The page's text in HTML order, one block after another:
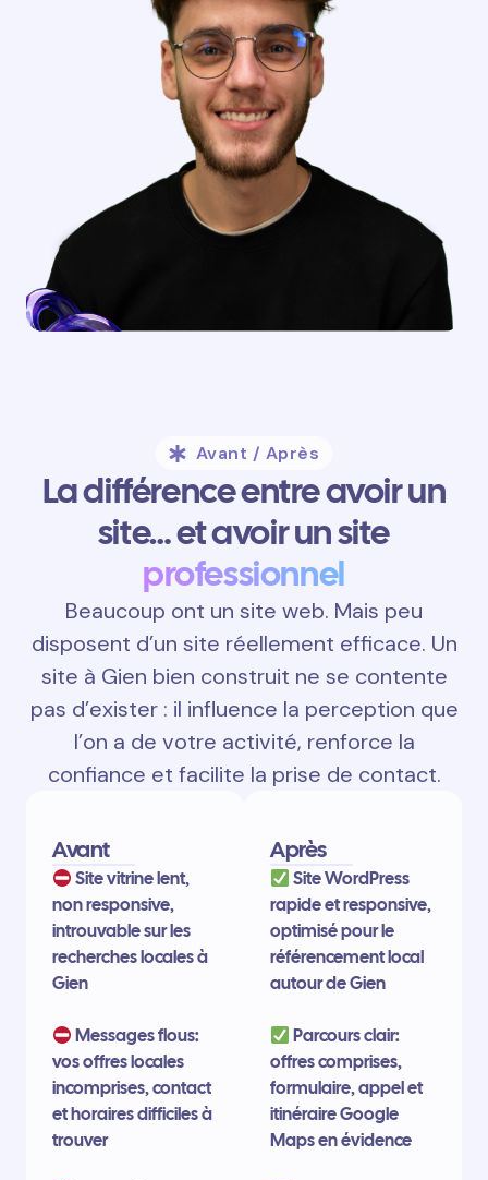
Avant / Après
La différence entre avoir un
site… et avoir un site
professionnel
Beaucoup ont un site web. Mais peu
disposent d’un site réellement efficace. Un
site à Gien bien construit ne se contente
pas d’exister : il influence la perception que
l’on a de votre activité, renforce la
confiance et facilite la prise de contact.
Avant
Site vitrine lent,
non responsive,
introuvable sur les
recherches locales à
Gien
Messages flous:
vos offres locales
incomprises, contact
et horaires difficiles à
trouver
Après
Site WordPress
rapide et responsive,
optimisé pour le
référencement local
autour de Gien
Parcours clair:
offres comprises,
formulaire, appel et
itinéraire Google
Maps en évidence